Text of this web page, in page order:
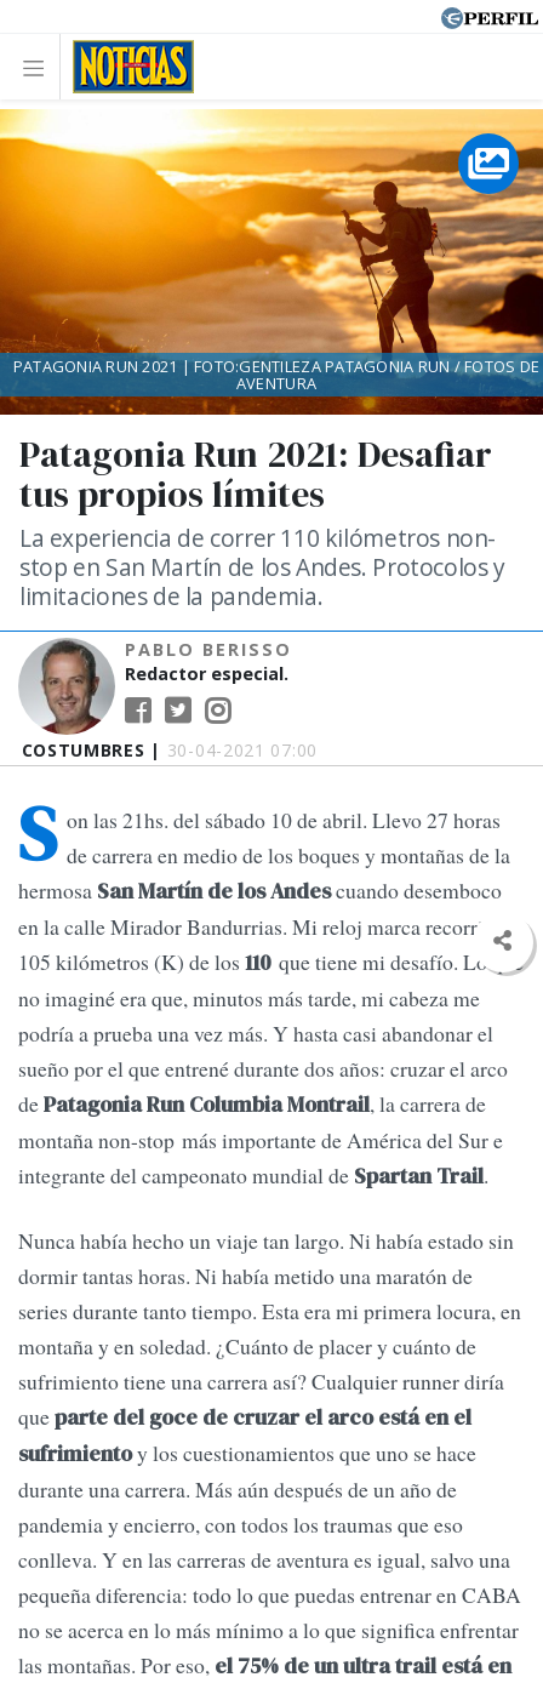
COSTUMBRES | 30-04-2021 07:00
Patagonia Run 2021: Desafiar
tus propios límites
La experiencia de correr 110 kilómetros non-
stop en San Martín de los Andes. Protocolos y
limitaciones de la pandemia.
PABLO BERISSO
Redactor especial.
PATAGONIA RUN 2021 | FOTO:GENTILEZA PATAGONIA RUN / FOTOS DE
AVENTURA
S on las 21hs. del sábado 10 de abril. Llevo 27 horas
de carrera en medio de los boques y montañas de la
hermosa San Martín de los Andescuando desemboco
en la calle Mirador Bandurrias. Mi reloj marca recorridos
105 kilómetros (K) de los 110 que tiene mi desafío. Lo que
no imaginé era que, minutos más tarde, mi cabeza me
podría a prueba una vez más. Y hasta casi abandonar el
sueño por el que entrené durante dos años: cruzar el arco
dePatagonia Run Columbia Montrail, la carrera de
montaña non-stop más importante de América del Sur e
integrante del campeonato mundial de Spartan Trail.
Nunca había hecho un viaje tan largo. Ni había estado sin
dormir tantas horas. Ni había metido una maratón de
series durante tanto tiempo. Esta era mi primera locura, en
montaña y en soledad. ¿Cuánto de placer y cuánto de
sufrimiento tiene una carrera así? Cualquier runner diría
queparte del goce de cruzar el arco está en el
sufrimientoy los cuestionamientos que uno se hace
durante una carrera. Más aún después de un año de
pandemia y encierro, con todos los traumas que eso
conlleva. Y en las carreras de aventura es igual, salvo una
pequeña diferencia: todo lo que puedas entrenar en CABA
no se acerca en lo más mínimo a lo que significa enfrentar
las montañas. Por eso, el 75% de un ultra trail está en